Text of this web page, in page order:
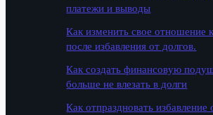
платежи и выводы
Как изменить свое отношение
после избавления от долгов.
Как создать финансовую
больше не влезать в долги
Как отпраздновать избавление